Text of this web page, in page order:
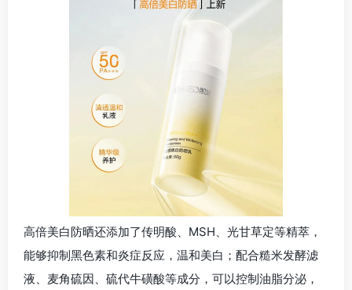
高倍美白防晒还添加了传明酸、MSH、光甘草定等精萃，
能够抑制黑色素和炎症反应，温和美白；配合糙米发酵滤
液、麦角硫因、硫代牛磺酸等成分，可以控制油脂分泌，